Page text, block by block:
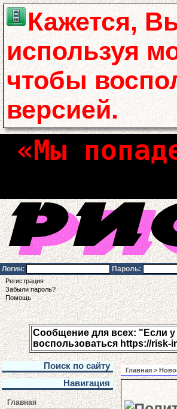
Кажется,
используя
чтобы
версией.
«Мы
Логин: Пароль:
Регистрация
Забыли пароль?
Помощь
Сообщение для всех: "Если
воспользоваться https://
Поиск по сайту
Навигация
Главная
Главная >